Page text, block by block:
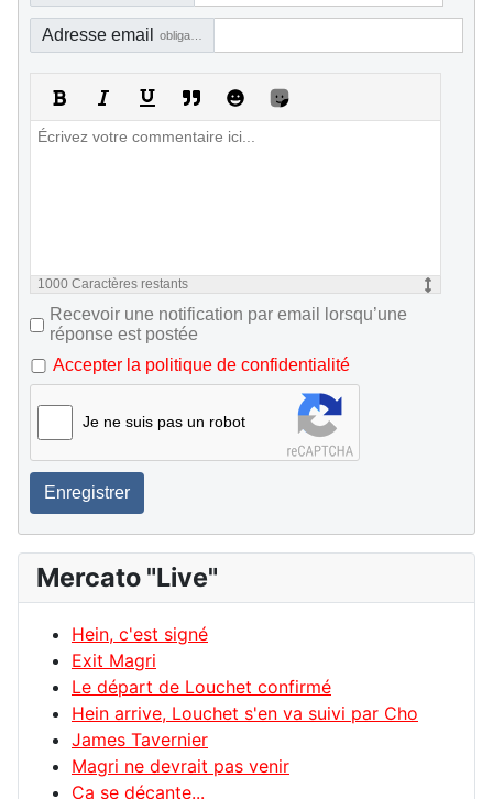
Adresse email
1000 Caractères restants
Recevoir une notification par email lorsqu’une
réponse est postée
Accepter la politique de confidentialité
Je ne suis pas un robot
Enregistrer
Mercato "Live"
Hein, c'est signé
Exit Magri
Le départ de Louchet confirmé
Hein arrive, Louchet s'en va suivi par Cho
James Tavernier
Magri ne devrait pas venir
Ca se décante...